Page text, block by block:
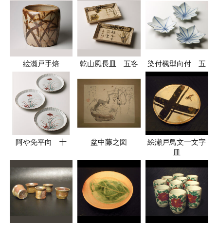
絵瀬戸手焙 乾山風長皿 五客 染付楓型向付 五
阿や免平向 十 盆中藤之図
絵瀬戸鳥文一文字
皿